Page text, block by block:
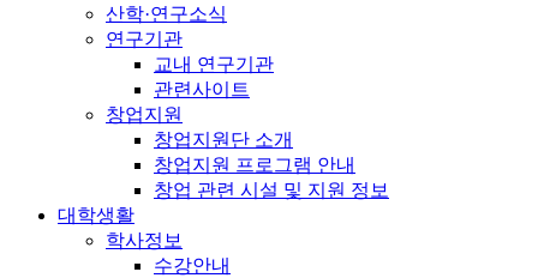
산학·연구소식
연구기관
교내 연구기관
관련사이트
창업지원
창업지원단 소개
창업지원 프로그램 안내
창업 관련 시설 및 지원 정보
대학생활
학사정보
수강안내